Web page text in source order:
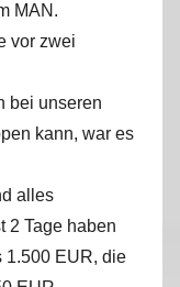
MAN.
vor zwei
bei unseren
kann, war es
alles
2 Tage haben
1.500 EUR, die